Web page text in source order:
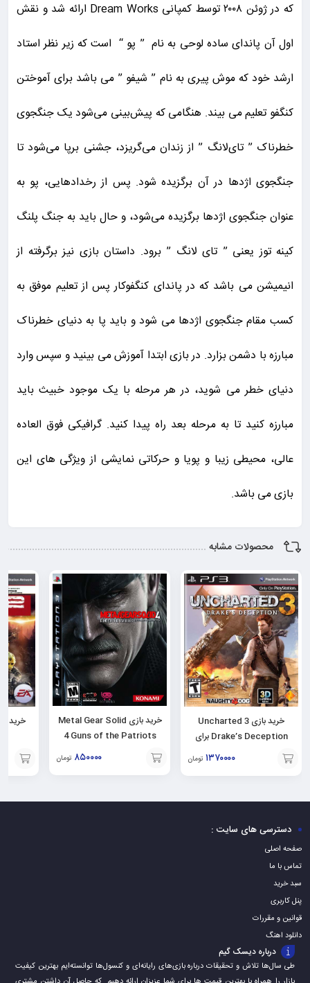
که در ژوئن ۲۰۰۸ توسط کمپانی Dream Works ارائه شد و نقش
اول آن پاندای ساده لوحی به نام ” پو “ است که زیر نظر استاد
ارشد خود که موش پیری به نام ” شیفو ” می باشد برای آموختن
کنگفو تعلیم می بیند. هنگامی که پیش‌بینی می‌شود یک جنگجوی
خطرناک ” تای‌لانگ ” از زندان می‌گریزد، جشنی برپا می‌شود تا
جنگجوی اژدها در آن برگزیده شود. پس از رخدادهایی، پو به
عنوان جنگجوی اژدها برگزیده می‌شود، و حال باید به جنگ پلنگ
کینه توز یعنی ” تای لانگ ” برود. داستان بازی نیز برگرفته از
انیمیشن می باشد که در پاندای کنگفوکار پس از تعلیم موفق به
کسب مقام جنگجوی اژدها می شود و باید پا به دنیای خطرناک
مبارزه با دشمن بزارد. در بازی ابتدا آموزش می بینید و سپس وارد
دنیای خطر می شوید، در هر مرحله با یک موجود خبیث باید
مبارزه کنید تا به مرحله بعد راه پیدا کنید. گرافیکی فوق العاده
عالی، محیطی زیبا و پویا و حرکاتی نمایشی از ویژگی های این
بازی می باشد.
محصولات مشابه
خرید بازی Uncharted 3
Drake’s Deception برای
۱۳۷۰۰۰۰ تومان
افزودن
به
خرید بازی Metal Gear Solid
4 Guns of the Patriots
۸۵۰۰۰۰ تومان
افزودن
به
افزودن
به
دسترسی های سایت :
صفحه اصلی
تماس با ما
سبد خرید
پنل کاربری
قوانین و مقررات
دانلود اهنگ
درباره دیسک گیم
طی سال‌ها تلاش و تحقیقات درباره بازی‌های رایانه‌ای و کنسول‌ها توانسته‌ایم بهترین کیفیت